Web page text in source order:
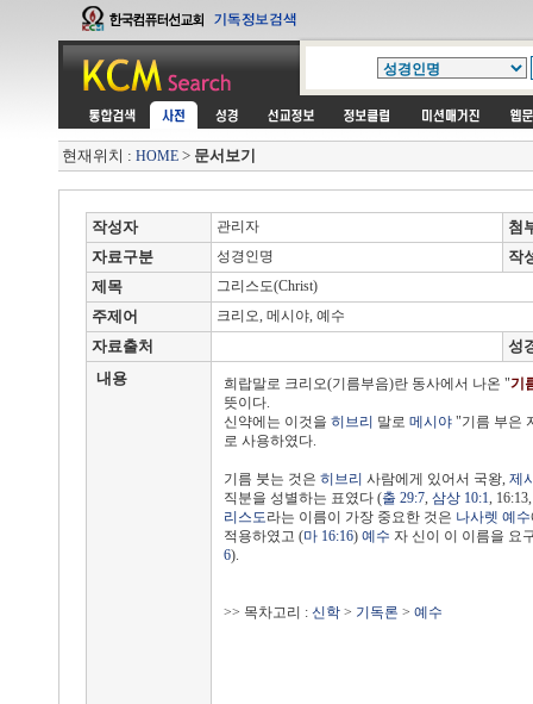
현재위치 : HOME > 문서보기
작성자 관리자
첨
자료구분
성경인명
작
제목
그리스도(Christ)
주제어 크리오, 메시야, 예수
자료출처
성
내용
희랍말로 크리오(기름부음)란 동사에서 나온 "기
뜻이다.
신약에는 이것을 히브리 말로 메시야"기름 부은
로 사용하였다.
기름 붓는 것은 히브리 사람에게 있어서 국왕, 제
직분을 성별하는 표였다 (출 29:7, 삼상 10:1,
리스도라는 이름이 가장 중요한 것은 나사렛 예수
적용하였고 (마 16:16) 예수 자 신이 이 이름을 요
6).
>> 목차고리 : 신학> 기독론 > 예수